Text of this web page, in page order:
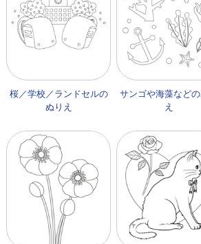
桜／学校／ランドセルの
ぬりえ
サンゴや海藻などの
え